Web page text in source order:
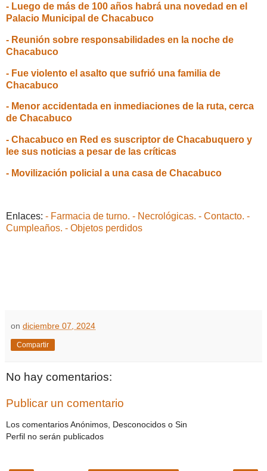
- Luego de más de 100 años habrá una novedad en el
Palacio Municipal de Chacabuco
- Reunión sobre responsabilidades en la noche de
Chacabuco
- Fue violento el asalto que sufrió una familia de
Chacabuco
- Menor accidentada en inmediaciones de la ruta, cerca
de Chacabuco
- Chacabuco en Red es suscriptor de Chacabuquero y
lee sus noticias a pesar de las críticas
- Movilización policial a una casa de Chacabuco
Enlaces: - Farmacia de turno. - Necrológicas. - Contacto. -
Cumpleaños. - Objetos perdidos
on diciembre 07, 2024
Compartir
No hay comentarios:
Publicar un comentario
Los comentarios Anónimos, Desconocidos o Sin
Perfil no serán publicados